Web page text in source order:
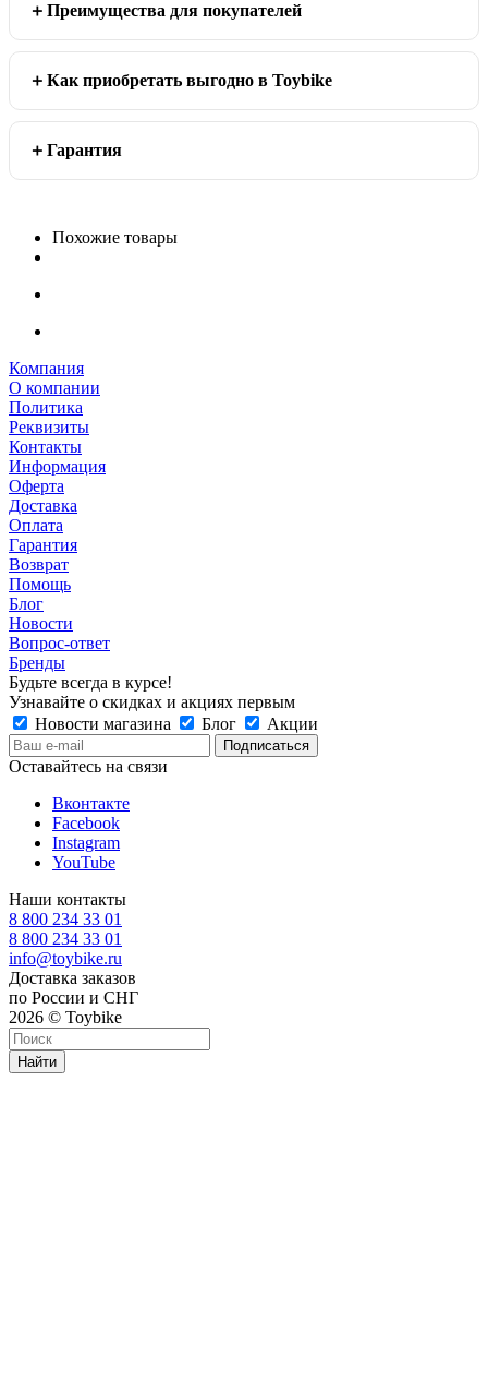
Преимущества для покупателей
Как приобретать выгодно в Toybike
Гарантия
Похожие товары
Компания
О компании
Политика
Реквизиты
Контакты
Информация
Оферта
Доставка
Оплата
Гарантия
Возврат
Помощь
Блог
Новости
Вопрос-ответ
Бренды
Будьте всегда в курсе!
Узнавайте о скидках и акциях первым
Новости магазина
Блог Акции
Оставайтесь на связи
Вконтакте
Facebook
Instagram
YouTube
Наши контакты
8 800 234 33 01
8 800 234 33 01
info@toybike.ru
Доставка заказов
по России и СНГ
2026 © Toybike
Найти